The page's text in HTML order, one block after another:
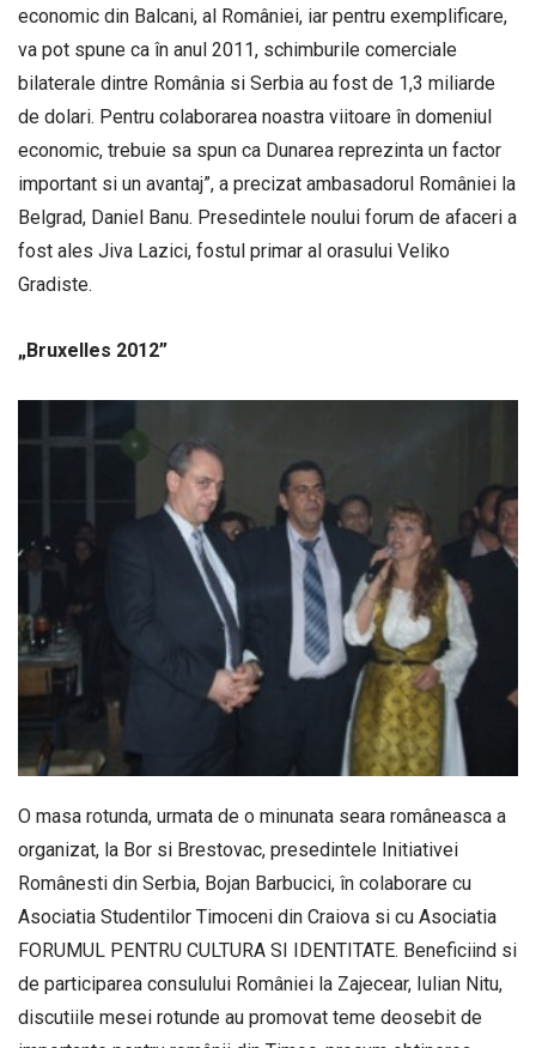
economic din Balcani, al României, iar pentru exemplificare,
va pot spune ca în anul 2011, schimburile comerciale
bilaterale dintre România si Serbia au fost de 1,3 miliarde
de dolari. Pentru colaborarea noastra viitoare în domeniul
economic, trebuie sa spun ca Dunarea reprezinta un factor
important si un avantaj”, a precizat ambasadorul României la
Belgrad, Daniel Banu. Presedintele noului forum de afaceri a
fost ales Jiva Lazici, fostul primar al orasului Veliko
Gradiste.
„Bruxelles 2012”
O masa rotunda, urmata de o minunata seara româneasca a
organizat, la Bor si Brestovac, presedintele Initiativei
Românesti din Serbia, Bojan Barbucici, în colaborare cu
Asociatia Studentilor Timoceni din Craiova si cu Asociatia
FORUMUL PENTRU CULTURA SI IDENTITATE. Beneficiind si
de participarea consulului României la Zajecear, Iulian Nitu,
discutiile mesei rotunde au promovat teme deosebit de